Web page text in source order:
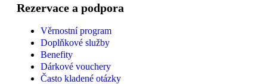
Rezervace a podpora
Věrnostní program
Doplňkové služby
Benefity
Dárkové vouchery
Často kladené otázky